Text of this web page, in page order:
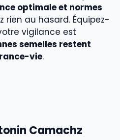
optimale et normes
rien au hasard. Équipez-
vigilance est
semelles restent
vie.
Camachz